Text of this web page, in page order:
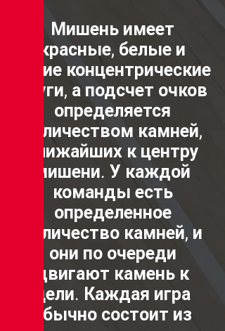
Мишень имеет
красные, белые и
синие концентрические
круги, а подсчет очков
определяется
количеством камней,
ближайших к центру
мишени. У каждой
команды есть
определенное
количество камней, и
они по очереди
двигают камень к
цели. Каждая игра
обычно состоит из